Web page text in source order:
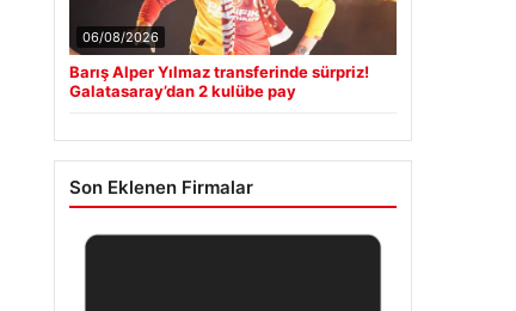
06/08/2026
Barış Alper Yılmaz transferinde sürpriz!
Galatasaray’dan 2 kulübe pay
Son Eklenen Firmalar